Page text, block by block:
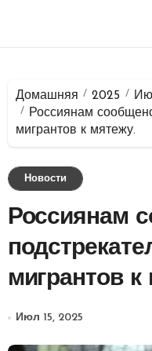
Домашняя 2025
Россиянам
мигрантов к мятежу.
Новости
Россиянам
мигрантов к
Июл 15, 2025